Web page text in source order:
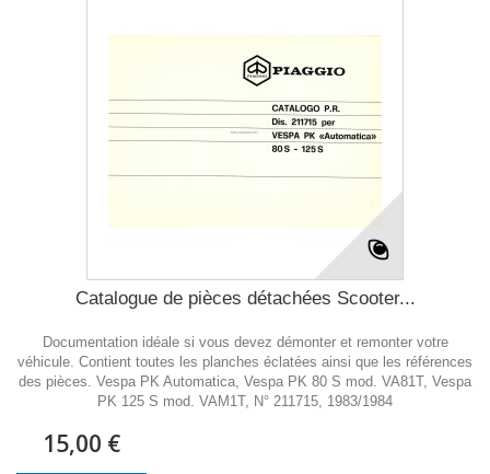
Catalogue de pièces détachées Scooter...
Documentation idéale si vous devez démonter et remonter votre
véhicule. Contient toutes les planches éclatées ainsi que les références
des pièces. Vespa PK Automatica, Vespa PK 80 S mod. VA81T, Vespa
PK 125 S mod. VAM1T, N° 211715, 1983/1984
15,00 €